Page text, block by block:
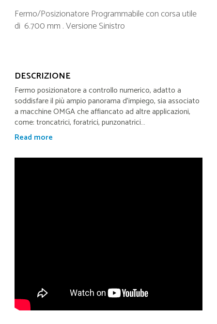
Fermo/Posizionatore Programmabile con corsa utile
di 6.700 mm . Versione Sinistro
DESCRIZIONE
Fermo posizionatore a controllo numerico,adatto a
soddisfare il più ampio panorama d'impiego, sia associato
a macchine OMGA che affiancato ad altre applicazioni,
come: troncatrici, foratrici, punzonatrici…
Read more